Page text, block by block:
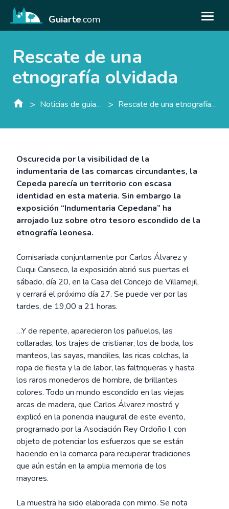
Guiarte.com
Rescate de una
etnografía olvidada
> Noticias de guiarte.con > Rescate de una etnografía olvidada
Oscurecida por la visibilidad de la
indumentaria de las comarcas circundantes, la
Cepeda parecía un territorio con escasa
identidad en esta materia. Sin embargo la
exposición “Indumentaria Cepedana” ha
arrojado luz sobre otro tesoro escondido de la
etnografía leonesa.
Comisariada conjuntamente por Carlos Álvarez y
Cuqui Canseco, la exposición abrió sus puertas el
sábado, día 20, en la Casa del Concejo de Villamejil,
y cerrará el próximo día 27. Se puede ver por las
tardes, de 19,00 a 21 horas.
…Y de repente, aparecieron los pañuelos, las
collaradas, los trajes de cristianar, los de boda, los
manteos, las sayas, mandiles, las ricas colchas, la
ropa de fiesta y la de labor, las faltriqueras y hasta
los raros monederos de hombre, de brillantes
colores. Todo un mundo escondido en las viejas
arcas de madera, que Carlos Álvarez mostró y
explicó en la ponencia inaugural de este evento,
programado por la Asociación Rey Ordoño I, con
objeto de potenciar los esfuerzos que se están
haciendo en la comarca para recuperar tradiciones
que aún están en la amplia memoria de los
mayores.
La muestra ha sido elaborada con mimo. Se nota